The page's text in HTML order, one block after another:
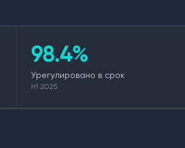
98.4%
Урегулировано в срок
H1 2025